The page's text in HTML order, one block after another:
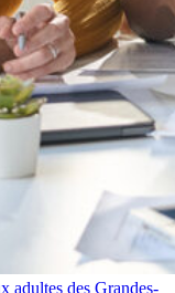
adultes des Grandes-